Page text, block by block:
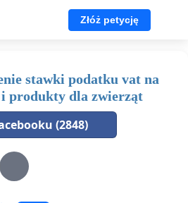
Złóż petycję
stawki podatku vat na
produkty dla zwierząt
(2848)